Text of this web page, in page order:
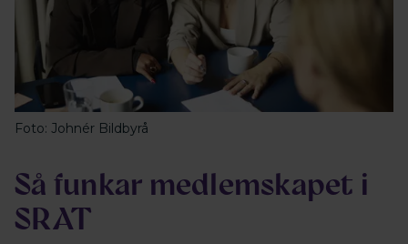
Foto: Johnér Bildbyrå
Så funkar medlemskapet i
SRAT